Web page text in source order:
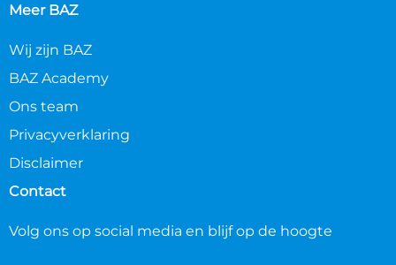
Meer BAZ
Wij zijn BAZ
BAZ Academy
Ons team
Privacyverklaring
Disclaimer
Contact
Volg ons op social media en blijf op de hoogte